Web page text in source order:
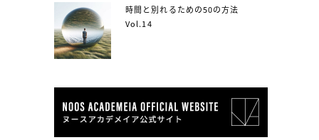
時間と別れるための50の方法
Vol.14